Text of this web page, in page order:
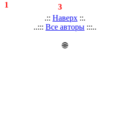
1
3
.:: Наверх ::.
..::: Все авторы :::..
🌐